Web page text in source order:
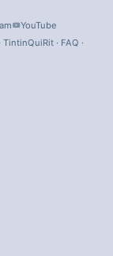
YouTube
TintinQuiRit· FAQ ·